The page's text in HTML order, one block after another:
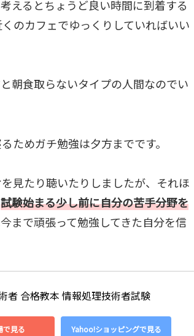
えるとちょうど良い時間に到着する
のカフェでゆっくりしていればいい
朝食取らないタイプの人間なのでい
ためガチ勉強は夕方までです。
見たり聴いたりしましたが、それほ
試験始まる少し前に自分の苦手分野を
まで頑張って勉強してきた自分を信
者 合格教本 情報処理技術者試験
で見る Yahoo!ショッピングで見る